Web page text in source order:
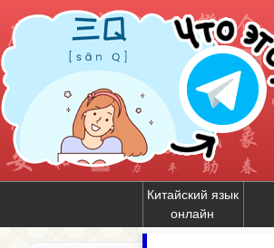
Китайский язык
онлайн